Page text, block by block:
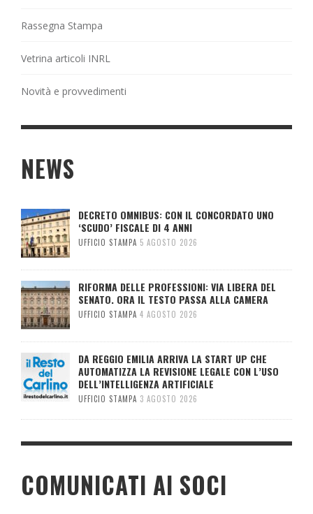
Rassegna Stampa
Vetrina articoli INRL
Novità e provvedimenti
NEWS
DECRETO OMNIBUS: CON IL CONCORDATO UNO
‘SCUDO’ FISCALE DI 4 ANNI
UFFICIO STAMPA 5 AGOSTO 2026
RIFORMA DELLE PROFESSIONI: VIA LIBERA DEL
SENATO. ORA IL TESTO PASSA ALLA CAMERA
UFFICIO STAMPA 4 AGOSTO 2026
DA REGGIO EMILIA ARRIVA LA START UP CHE
AUTOMATIZZA LA REVISIONE LEGALE CON L’USO
DELL’INTELLIGENZA ARTIFICIALE
UFFICIO STAMPA 3 AGOSTO 2026
COMUNICATI AI SOCI